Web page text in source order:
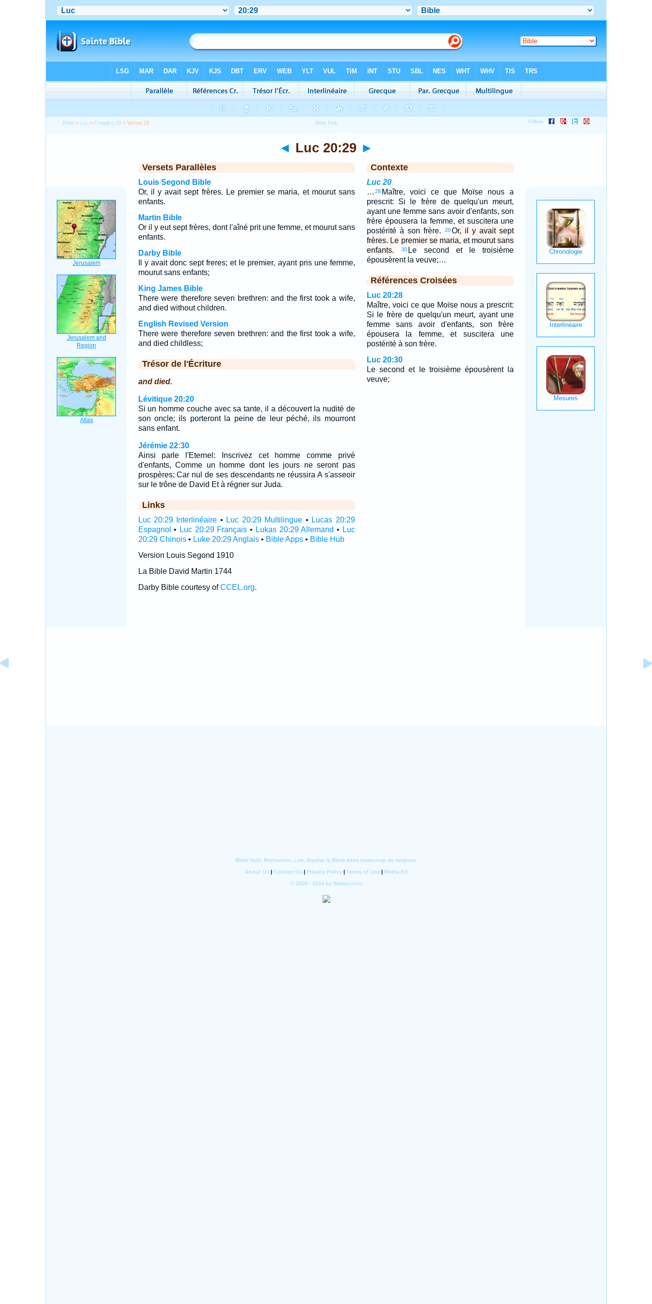
Bible > Luc >Chapitre 20 > Verset 29
◄ Luc 20:29 ►
Versets Parallèles
Louis Segond Bible
Or, il y avait sept frères. Le premier se maria, et mourut sans
enfants.
Martin Bible
Or il y eut sept frères, dont l'aîné prit une femme, et mourut sans
enfants.
Darby Bible
Il y avait donc sept freres; et le premier, ayant pris une femme,
mourut sans enfants;
King James Bible
There were therefore seven brethren: and the first took a wife,
and died without children.
English Revised Version
There were therefore seven brethren: and the first took a wife,
and died childless;
Trésor de l'Écriture
and died.
Lévitique 20:20
Si un homme couche avec sa tante, il a découvert la nudité de
son oncle; ils porteront la peine de leur péché, ils mourront
sans enfant.
Jérémie 22:30
Ainsi parle l'Eternel: Inscrivez cet homme comme privé
d'enfants, Comme un homme dont les jours ne seront pas
prospères; Car nul de ses descendants ne réussira A s'asseoir
sur le trône de David Et à régner sur Juda.
Links
Luc 20:29 Interlinéaire • Luc 20:29 Multilingue • Lucas 20:29
Espagnol • Luc 20:29 Français • Lukas 20:29 Allemand • Luc
20:29 Chinois• Luke 20:29 Anglais• Bible Apps• Bible Hub
Version Louis Segond 1910
La Bible David Martin 1744
Darby Bible courtesy ofCCEL.org.
Contexte
Luc 20
… 28 Maître, voici ce que Moïse nous a
prescrit: Si le frère de quelqu'un meurt,
ayant une femme sans avoir d'enfants, son
frère épousera la femme, et suscitera une
postérité à son frère.
29Or, il y avait sept
frères. Le premier se maria, et mourut sans
enfants.
30 Le second et le troisième
épousèrent la veuve;…
Références Croisées
Luc 20:28
Maître, voici ce que Moïse nous a prescrit:
Si le frère de quelqu'un meurt, ayant une
femme sans avoir d'enfants, son frère
épousera la femme, et suscitera une
postérité à son frère.
Luc 20:30
Le second et le troisième épousèrent la
veuve;